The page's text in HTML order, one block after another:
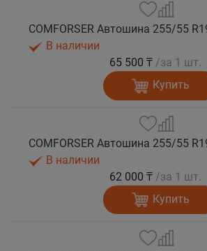
В наличии
65 500 ₸ /за 1 шт.
Купить
В наличии
62 000 ₸ /за 1 шт.
Купить